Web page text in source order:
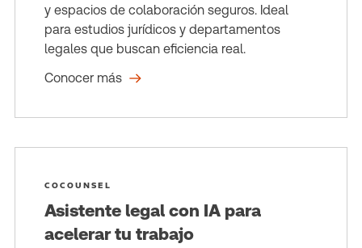
y espacios de colaboración seguros. Ideal
para estudios jurídicos y departamentos
legales que buscan eficiencia real.
Conocer más
COCOUNSEL
Asistente legal con IA para
acelerar tu trabajo